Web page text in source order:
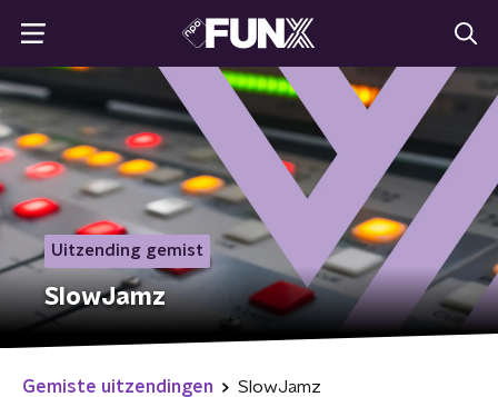
Uitzending gemist
SlowJamz
Gemiste uitzendingen SlowJamz